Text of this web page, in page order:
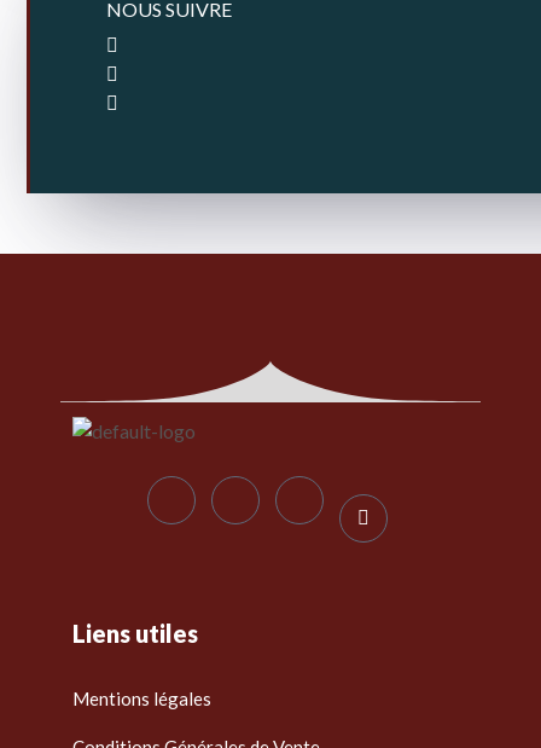
NOUS SUIVRE
Liens utiles
Mentions légales